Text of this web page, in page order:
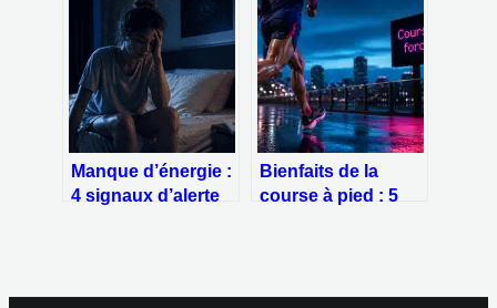
biologiques et
risques majeurs
elle s’installe et
comment l’éliminer
durablement
Manque d’énergie :
4 signaux d’alerte
Bienfaits de la
course à pied : 5
mentale